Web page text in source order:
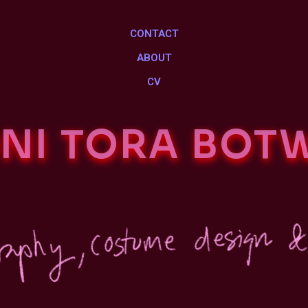
CONTACT
ABOUT
CV
TORA